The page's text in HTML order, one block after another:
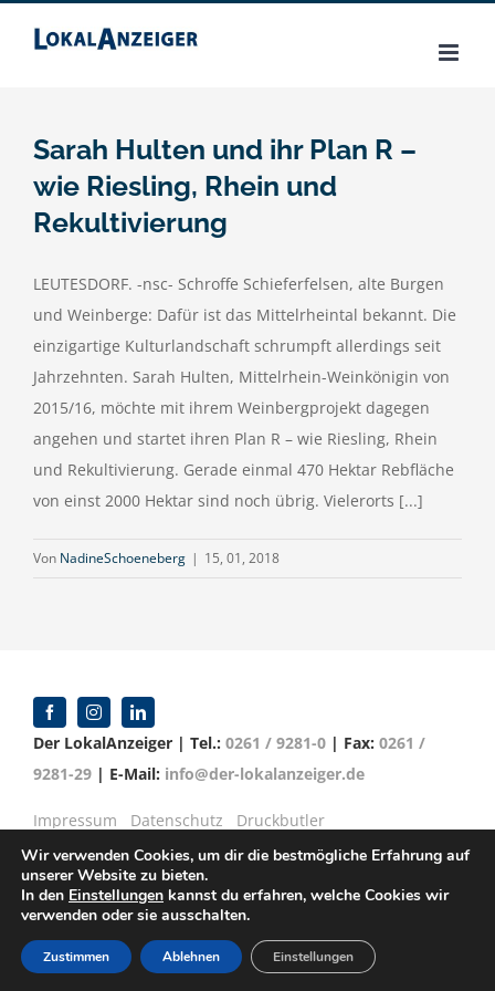
Inhalt
Sarah Hulten und ihr Plan R –
wie Riesling, Rhein und
Rekultivierung
LEUTESDORF. -nsc- Schroffe Schieferfelsen, alte Burgen
und Weinberge: Dafür ist das Mittelrheintal bekannt. Die
einzigartige Kulturlandschaft schrumpft allerdings seit
Jahrzehnten. Sarah Hulten, Mittelrhein-Weinkönigin von
2015/16, möchte mit ihrem Weinbergprojekt dagegen
angehen und startet ihren Plan R – wie Riesling, Rhein
und Rekultivierung. Gerade einmal 470 Hektar Rebfläche
von einst 2000 Hektar sind noch übrig. Vielerorts [...]
Von NadineSchoeneberg | 15, 01, 2018
Der LokalAnzeiger | Tel.: 0261 / 9281-0 | Fax: 0261 /
9281-29 | E-Mail: info@der-lokalanzeiger.de
Impressum Datenschutz Druckbutler
© Copyright 2016 -2026 | Verlag für Anzeigenblätter
GmbH | Mittelrheinstr. 2-4 | 56072 Koblenz
Wir verwenden Cookies, um dir die bestmögliche Erfahrung auf
unserer Website zu bieten.
In den Einstellungen kannst du erfahren, welche Cookies wir
verwenden oder sie ausschalten.
Zustimmen Ablehnen Einstellungen